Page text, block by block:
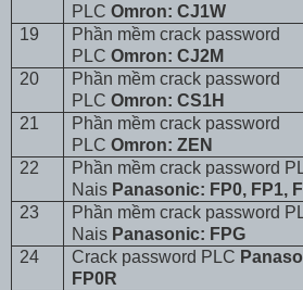
PLCOmron: CJ1W
19
Phần mềm crack password
PLCOmron: CJ2M
20
Phần mềm crack password
PLCOmron: CS1H
21
Phần mềm crack password
PLCOmron: ZEN
22
Phần mềm crack password
Nais Panasonic: FP0, FP1,
23
Phần mềm crack password
Nais Panasonic: FPG
24 Crack password PLC
FP0R